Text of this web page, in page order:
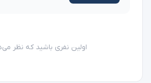
اولین نفری باشید که نظر